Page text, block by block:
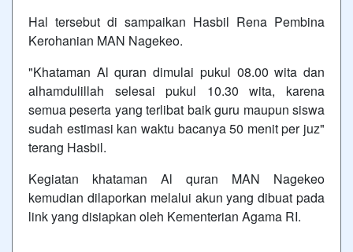
Hal tersebut di sampaikan Hasbil Rena Pembina
Kerohanian MAN Nagekeo.
"Khataman Al quran dimulai pukul 08.00 wita dan
alhamdulillah selesai pukul 10.30 wita, karena
semua peserta yang terlibat baik guru maupun siswa
sudah estimasi kan waktu bacanya 50 menit per juz"
terang Hasbil.
Kegiatan khataman Al quran MAN Nagekeo
kemudian dilaporkan melalui akun yang dibuat pada
link yang disiapkan oleh Kementerian Agama RI.